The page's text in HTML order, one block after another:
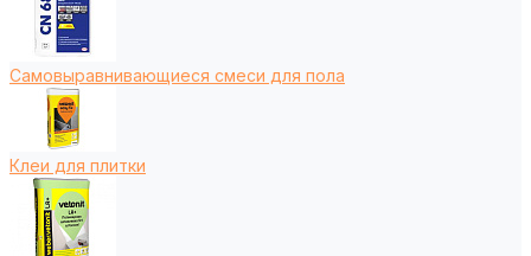
Самовыравнивающиеся смеси для пола
Клеи для плитки